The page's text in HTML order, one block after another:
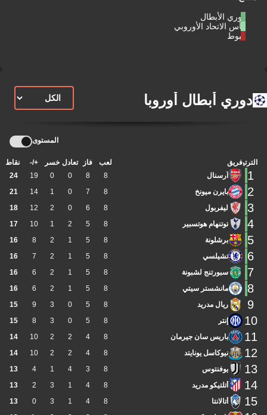
دوري الأبطال
كأس الاتحاد الأوروبي
هبوط
دوري أبطال أوروبا
المستوى
الترتيبفريق لعب فاز تعادل خسر +/- نقاط
1 آرسنال 8
8
0
0
19
24
2 بايرن ميونخ 8
7
0
1
14
21
3 ليفربول 8
6
0
2
12
18
4 توتنهام هوتسبير 8
5
2
1
10
17
5 برشلونة 8
5
1
2
8
16
6 تشيلسي 8
5
1
2
7
16
7 سبورتنج لشبونة 8
5
1
2
6
16
8 مانشستر سيتي 8
5
1
2
6
16
9 ريال مدريد 8
5
0
3
9
15
10 إنتر 8
5
0
3
8
15
11 باريس سان جيرمان 8
4
2
2
10
14
12 نيوكاسل يونايتد 8
4
2
2
10
14
13 يوفنتوس 8
3
4
1
4
13
14 أتلتيكو مدريد 8
4
1
3
2
13
15 أتالانتا 8
4
1
3
0
13